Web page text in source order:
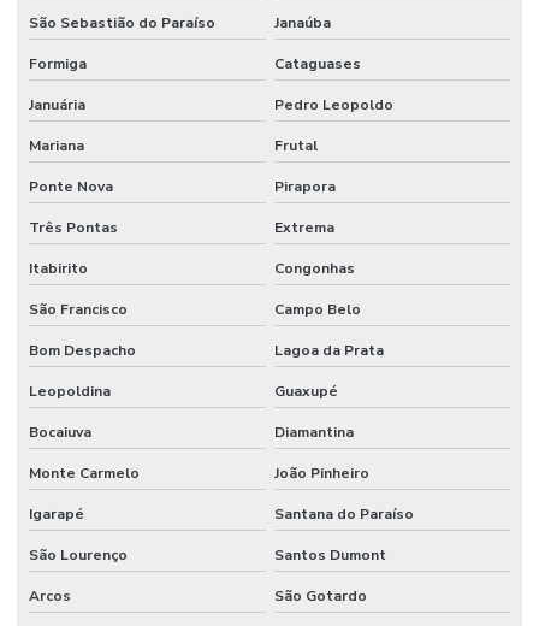
São Sebastião do Paraíso Janaúba
Formiga Cataguases
Januária Pedro Leopoldo
Mariana Frutal
Ponte Nova Pirapora
Três Pontas Extrema
Itabirito Congonhas
São Francisco Campo Belo
Bom Despacho Lagoa da Prata
Leopoldina Guaxupé
Bocaiuva Diamantina
Monte Carmelo João Pinheiro
Igarapé Santana do Paraíso
São Lourenço Santos Dumont
Arcos São Gotardo